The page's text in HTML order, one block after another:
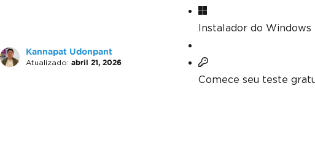
Kannapat Udonpant
Atualizado: abril 21, 2026
Instalador do Windows
Comece seu teste